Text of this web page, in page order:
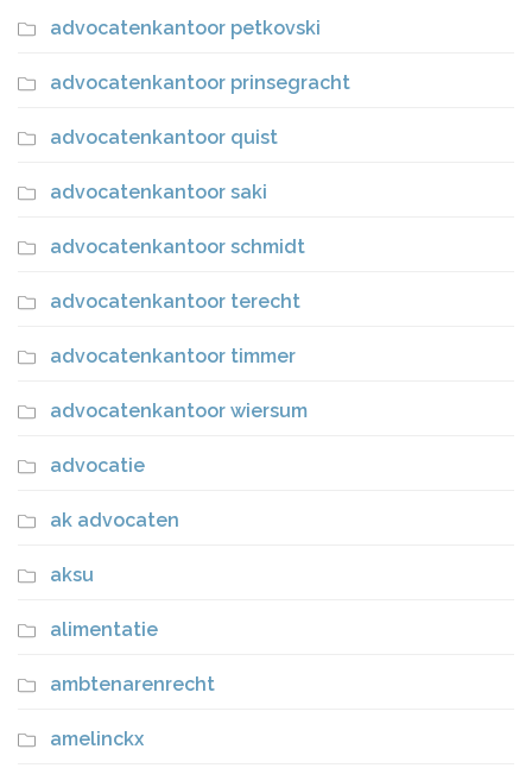
advocatenkantoor petkovski
advocatenkantoor prinsegracht
advocatenkantoor quist
advocatenkantoor saki
advocatenkantoor schmidt
advocatenkantoor terecht
advocatenkantoor timmer
advocatenkantoor wiersum
advocatie
ak advocaten
aksu
alimentatie
ambtenarenrecht
amelinckx